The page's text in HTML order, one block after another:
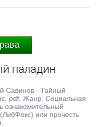
паладин
Савинов - Тайный
pdf. Жанр: Социальная
ознакомительный
или прочесть